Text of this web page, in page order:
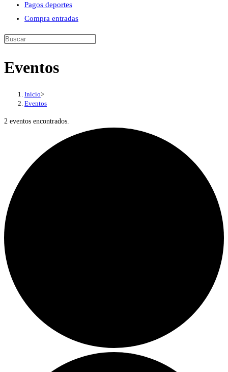
Pagos deportes
Compra entradas
Buscar
esta
Eventos
Inicio>
Eventos
2 eventos encontrados.